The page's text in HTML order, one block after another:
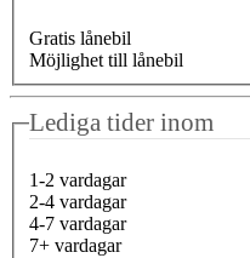
Gratis lånebil
Möjlighet till lånebil
Lediga tider inom
1-2 vardagar
2-4 vardagar
4-7 vardagar
7+ vardagar